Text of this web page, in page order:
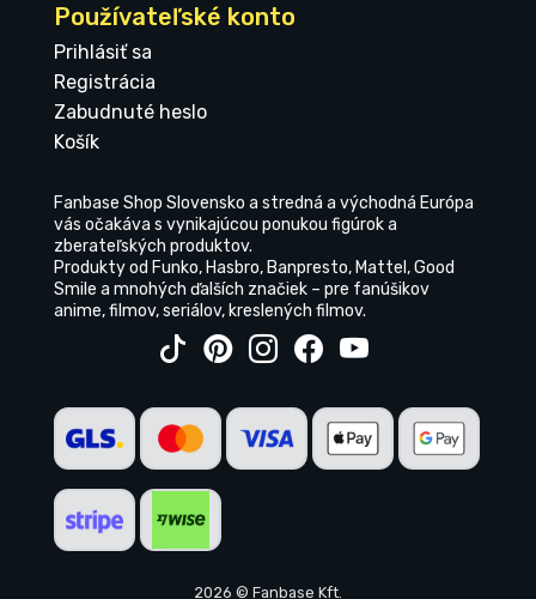
Používateľské konto
Prihlásiť sa
Registrácia
Zabudnuté heslo
Košík
Fanbase Shop Slovensko a stredná a východná Európa
vás očakáva s vynikajúcou ponukou figúrok a
zberateľských produktov.
Produkty od Funko, Hasbro, Banpresto, Mattel, Good
Smile a mnohých ďalších značiek – pre fanúšikov
anime, filmov, seriálov, kreslených filmov.
2026 © Fanbase Kft.